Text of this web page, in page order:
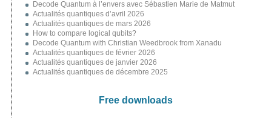
Decode Quantum à l’envers avec Sébastien Marie de Matmut
Actualités quantiques d’avril 2026
Actualités quantiques de mars 2026
How to compare logical qubits?
Decode Quantum with Christian Weedbrook from Xanadu
Actualités quantiques de février 2026
Actualités quantiques de janvier 2026
Actualités quantiques de décembre 2025
Free downloads